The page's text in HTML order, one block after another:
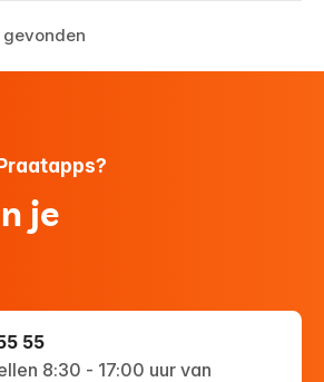
je
55
8:30 - 17:00 uur van